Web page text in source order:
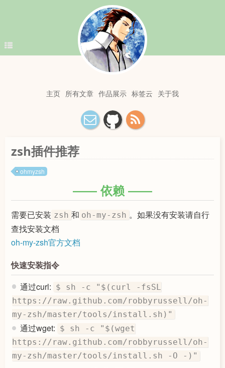
主页 所有文章 作品展示 标签云 关于我
zsh插件推荐
ohmyzsh
依赖
需要已安装 zsh 和 oh-my-zsh 。如果没有安装请自行
查找安装文档
oh-my-zsh官方文档
快速安装指令
通过curl: $ sh -c "$(curl -fsSL
https://raw.github.com/robbyrussell/oh-
my-zsh/master/tools/install.sh)"
通过wget: $ sh -c "$(wget
https://raw.github.com/robbyrussell/oh-
my-zsh/master/tools/install.sh -O -)"